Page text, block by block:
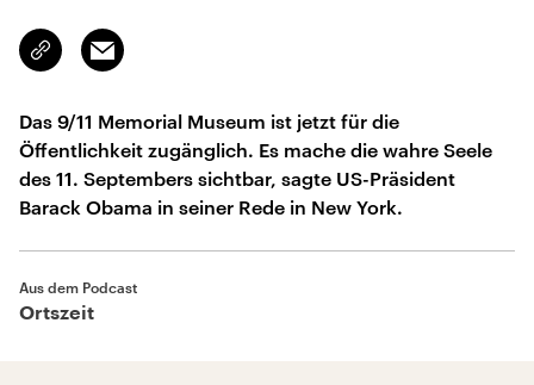
Link
kopieren/teilen
Email
Das 9/11 Memorial Museum ist jetzt für die
Öffentlichkeit zugänglich. Es mache die wahre Seele
des 11. Septembers sichtbar, sagte US-Präsident
Barack Obama in seiner Rede in New York.
Aus dem Podcast
Ortszeit